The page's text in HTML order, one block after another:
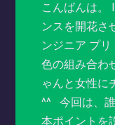
こんばんは。
ンスを開花さ
ンジニア プ
色の組み合わ
ゃんと女性に
^^ 今回は、
本ポイントを